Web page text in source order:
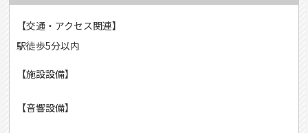
【交通・アクセス関連】
駅徒歩5分以内
【施設設備】
【音響設備】